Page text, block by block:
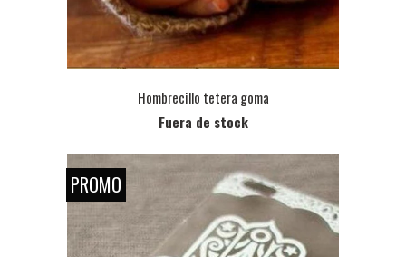
Hombrecillo tetera goma
Fuera de stock
PROMO